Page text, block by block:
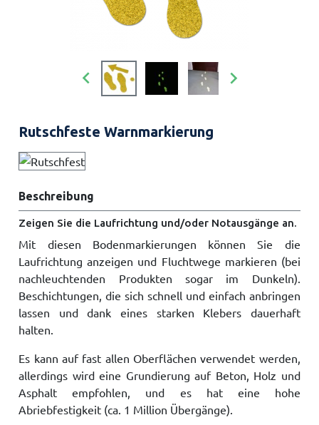
 
Rutschfeste Warnmarkierung
Beschreibung
Zeigen Sie die Laufrichtung und/oder Notausgänge an.
Mit diesen Bodenmarkierungen können Sie die
Laufrichtung anzeigen und Fluchtwege markieren (bei
nachleuchtenden Produkten sogar im Dunkeln).
Beschichtungen, die sich schnell und einfach anbringen
lassen und dank eines starken Klebers dauerhaft
halten.
Es kann auf fast allen Oberflächen verwendet werden,
allerdings wird eine Grundierung auf Beton, Holz und
Asphalt empfohlen, und es hat eine hohe
Abriebfestigkeit (ca. 1 Million Übergänge).